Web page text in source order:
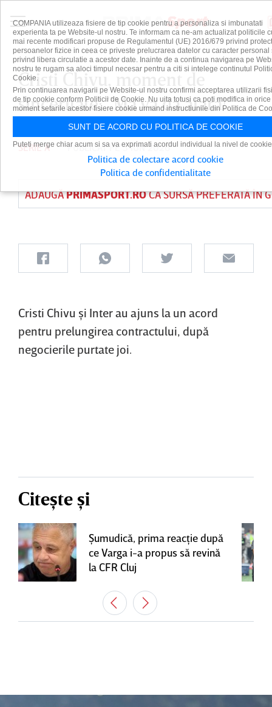
Cristi Chivu, moment de
sinceritate: ”Mă va da afară!”
SERIE A PUBLICAT PE 5 IUN 2026
ADAUGĂPRIMASPORT.ROCA SURSĂ PREFERATĂ ÎN
Cristi Chivu şi Inter au ajuns la un acord
pentru prelungirea contractului, după
negocierile purtate joi.
Citește și
Şumudică, prima reacţie după
ce Varga i-a propus să revină
la CFR Cluj
COMPANIA utilizeaza fisiere de tip cookie pentru a personaliza si imbunatati
experienta ta pe Website-ul nostru. Te informam ca ne-am actualizat politicile
mai recente modificari propuse de Regulamentul (UE) 2016/679 privind
persoanelor fizice in ceea ce priveste prelucrarea datelor cu caracter personal
privind libera circulatie a acestor date. Inainte de a continua navigarea pe
nostru te rugam sa aloci timpul necesar pentru a citi si intelege continutul
Cookie.
Prin continuarea navigarii pe Website-ul nostru confirmi acceptarea utilizarii
de tip cookie conform Politicii de Cookie. Nu uita totusi ca poti modifica in orice
moment setarile acestor fisiere cookie urmand instructiunile din Politica de
SUNT DE ACORD CU POLITICA DE COOKIE
Puteti merge chiar acum si sa va exprimati acordul individual la nivel de
Politica de colectare acord cookie
Politica de confidentialitate